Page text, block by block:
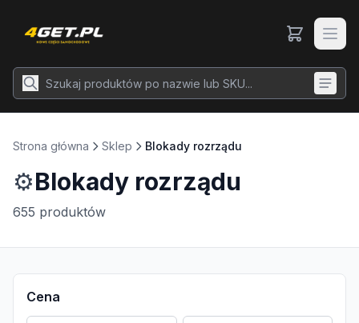
Strona główna Sklep Blokady rozrządu
⚙️Blokady rozrządu
655 produktów
Cena